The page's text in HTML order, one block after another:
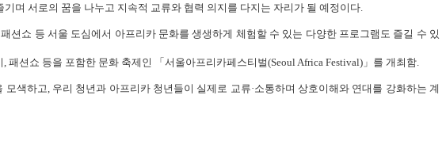
며 서로의 꿈을 나누고 지속적 교류와 협력 의지를 다지는 자리가 될 예정이다.
쇼 등 서울 도심에서 아프리카 문화를 생생하게 체험할 수 있는 다양한 프로그램도 즐길 수 있
션쇼 등을 포함한 문화 축제인 「서울아프리카페스티벌(Seoul Africa Festival)」를 개최함.
색하고, 우리 청년과 아프리카 청년들이 실제로 교류·소통하며 상호이해와 연대를 강화하는 계